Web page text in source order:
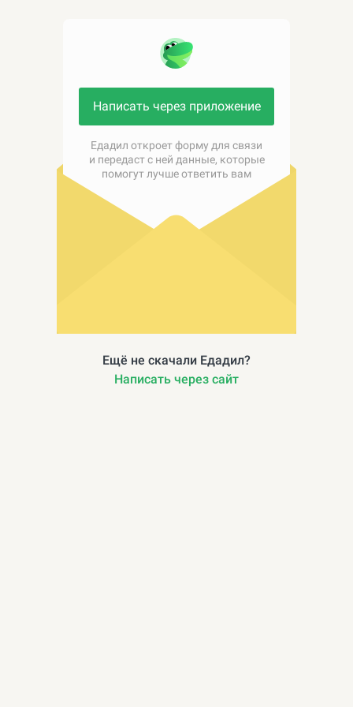
Написать через приложение
Едадил откроет форму для связи
и передаст с ней данные, которые
помогут лучше ответить вам
Ещё не скачали Едадил?
Написать через сайт